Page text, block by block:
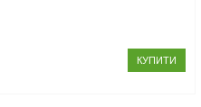
КУПИТИ